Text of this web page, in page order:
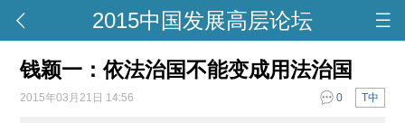
2015中国发展高层论坛
钱颖一：依法治国不能变成用法治国
2015年03月21日 14:56 T中
0